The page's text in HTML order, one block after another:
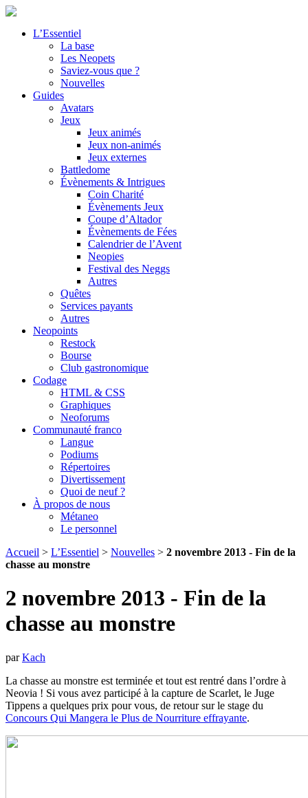
L’Essentiel
La base
Les Neopets
Saviez-vous que ?
Nouvelles
Guides
Avatars
Jeux
Jeux animés
Jeux non-animés
Jeux externes
Battledome
Évènements & Intrigues
Coin Charité
Évènements Jeux
Coupe d’Altador
Évènements de Fées
Calendrier de l’Avent
Neopies
Festival des Neggs
Autres
Quêtes
Services payants
Autres
Neopoints
Restock
Bourse
Club gastronomique
Codage
HTML & CSS
Graphiques
Neoforums
Communauté franco
Langue
Podiums
Répertoires
Divertissement
Quoi de neuf ?
À propos de nous
Métaneo
Le personnel
Accueil > L’Essentiel > Nouvelles > 2 novembre 2013 - Fin de la
chasse au monstre
2 novembre 2013 - Fin de la
chasse au monstre
parKach
La chasse au monstre est terminée et tout est rentré dans l’ordre à
Neovia ! Si vous avez participé à la capture de Scarlet, le Juge
Tippens a quelques prix pour vous, de retour sur le stage du
Concours Qui Mangera le Plus de Nourriture effrayante.